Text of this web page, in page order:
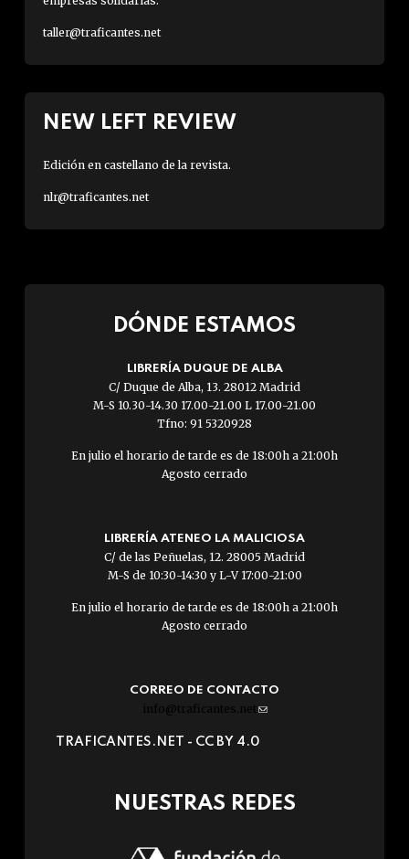
taller@traficantes.net
NEW LEFT REVIEW
Edición en castellano de la revista.
nlr@traficantes.net
DÓNDE ESTAMOS
LIBRERÍA DUQUE DE ALBA
C/ Duque de Alba, 13. 28012 Madrid
M-S 10.30-14.30 17.00-21.00 L 17.00-21.00
Tfno: 91 5320928
En julio el horario de tarde es de 18:00h a 21:00h
Agosto cerrado
LIBRERÍA ATENEO LA MALICIOSA
C/ de las Peñuelas, 12. 28005 Madrid
M-S de 10:30-14:30 y L-V 17:00-21:00
En julio el horario de tarde es de 18:00h a 21:00h
Agosto cerrado
CORREO DE CONTACTO
info@traficantes.net (link
e-
TRAFICANTES.NET - CC BY 4.0
NUESTRAS REDES